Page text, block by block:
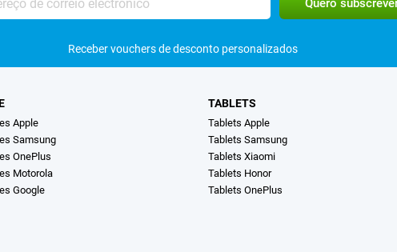
Receber vouchers de desconto personalizados
Apple
Samsung
OnePlus
Motorola
Google
TABLETS
Tablets Apple
Tablets Samsung
Tablets Xiaomi
Tablets Honor
Tablets OnePlus